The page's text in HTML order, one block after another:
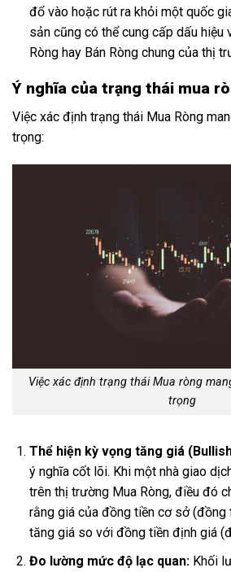
đổ vào hoặc rút ra khỏi một quốc
sản cũng có thể cung cấp dấu hiệu
Ròng hay Bán Ròng chung của thị
Ý nghĩa của trạng thái mua
Việc xác định trạng thái Mua Ròng
trọng:
Việc xác định trạng thái Mua ròng
trọng
Thể hiện kỳ vọng tăng giá
ý nghĩa cốt lõi. Khi một nhà giao
trên thị trường Mua Ròng, điều đó
rằng giá của đồng tiền cơ sở
tăng giá so với đồng tiền định giá
Đo lường mức độ lạc quan:Khối